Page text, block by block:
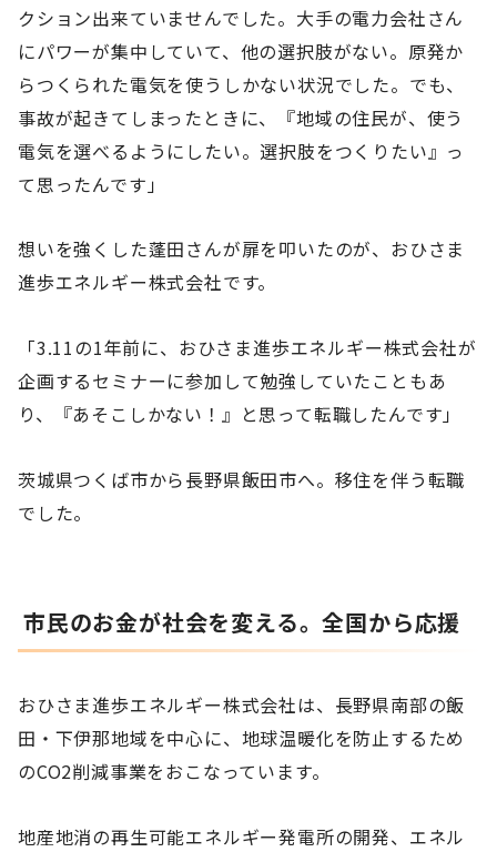
クション出来ていませんでした。大手の電力会社さん
にパワーが集中していて、他の選択肢がない。原発か
らつくられた電気を使うしかない状況でした。でも、
事故が起きてしまったときに、『地域の住民が、使う
電気を選べるようにしたい。選択肢をつくりたい』っ
て思ったんです」
想いを強くした蓬田さんが扉を叩いたのが、おひさま
進歩エネルギー株式会社です。
「3.11の1年前に、おひさま進歩エネルギー株式会社が
企画するセミナーに参加して勉強していたこともあ
り、『あそこしかない！』と思って転職したんです」
茨城県つくば市から長野県飯田市へ。移住を伴う転職
でした。
市民のお金が社会を変える。全国から応援
おひさま進歩エネルギー株式会社は、長野県南部の飯
田・下伊那地域を中心に、地球温暖化を防止するため
のCO2削減事業をおこなっています。
地産地消の再生可能エネルギー発電所の開発、エネル